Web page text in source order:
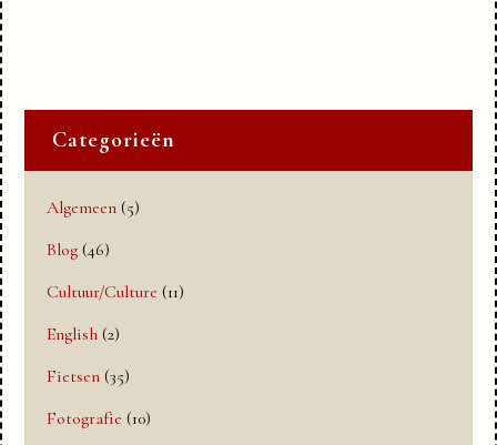
Categorieën
Algemeen (5)
Blog (46)
Cultuur/Culture (11)
English (2)
Fietsen (35)
Fotografie (10)